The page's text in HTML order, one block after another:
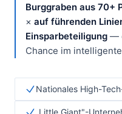
Burggraben aus 70+
× auf führenden
Einsparbeteiligung —
Chance im
Nationales High-
„Little Giant"-